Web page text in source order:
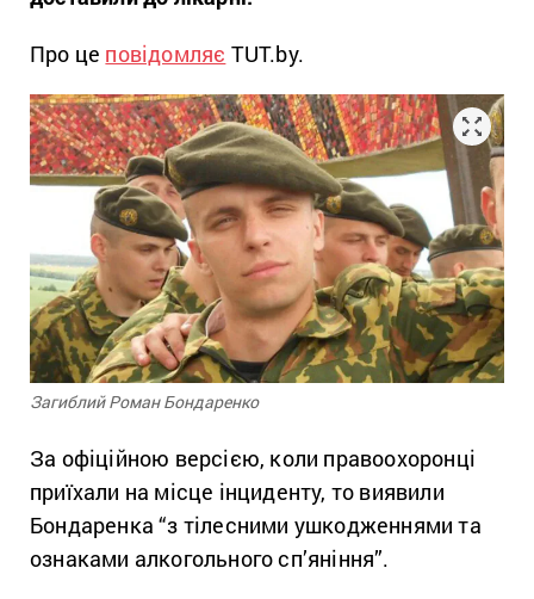
Про це повідомляє TUT.by.
Загиблий Роман Бондаренко
За офіційною версією, коли правоохоронці
приїхали на місце інциденту, то виявили
Бондаренка “з тілесними ушкодженнями та
ознаками алкогольного сп’яніння”.